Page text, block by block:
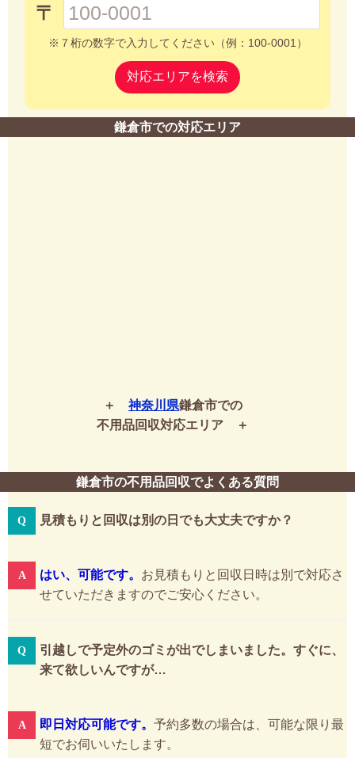
〒
※７桁の数字で入力してください（例：100-0001）
対応エリアを検索
鎌倉市での対応エリア
神奈川県鎌倉市での
不用品回収対応エリア
鎌倉市の不用品回収でよくある質問
見積もりと回収は別の日でも大丈夫ですか？
はい、可能です。 お見積もりと回収日時は別で対応さ
せていただきますのでご安心ください。
引越しで予定外のゴミが出でしまいました。すぐに、
来て欲しいんですが…
即日対応可能です。 予約多数の場合は、可能な限り最
短でお伺いいたします。